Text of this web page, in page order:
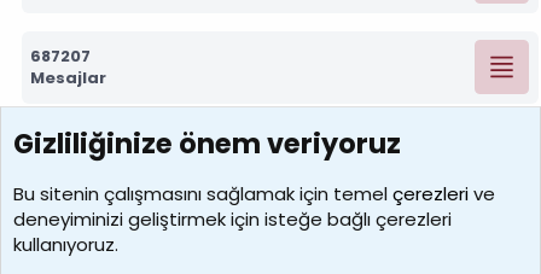
687207
Mesajlar
7388
Kullanıcılar
borabekirogluu
Son üye
Gizliliğinize önem veriyoruz
Bu sitenin çalışmasını sağlamak için temelçerezlerive
deneyiminizi geliştirmek için isteğe bağlı çerezleri
kullanıyoruz.